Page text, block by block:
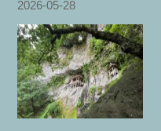
2026-05-28